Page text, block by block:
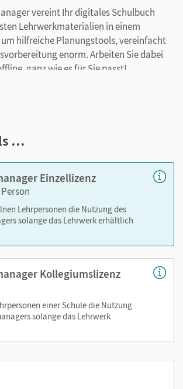
vereint Ihr digitales Schulbuch
Lehrwerkmaterialien in einem
hilfreiche Planungstools, vereinfacht
enorm. Arbeiten Sie dabei
ganz wie es für Sie passt!
Materialanordnung
verschiedenen Grammatikthemen und
(Grammatik, Vokabeln)
den Aufgaben im Schulbuch
auf lernen.cornelsen.de
Lernen App.
…
Einzellizenz
Lehrpersonen die Nutzung des
solange das Lehrwerk erhältlich
Kollegiumslizenz
einer Schule die Nutzung
solange das Lehrwerk